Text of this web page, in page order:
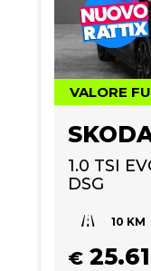
VALORE
1.0 TSI
DSG
10 KM
€